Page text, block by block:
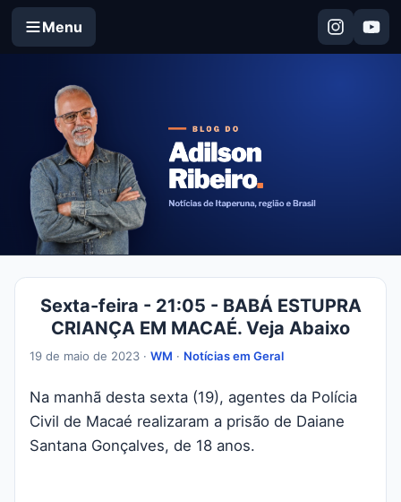
Menu
Sexta-feira - 21:05 - BABÁ ESTUPRA
CRIANÇA EM MACAÉ. Veja Abaixo
19 de maio de 2023 · WM · Notícias em Geral
Na manhã desta sexta (19), agentes da Polícia
Civil de Macaé realizaram a prisão de Daiane
Santana Gonçalves, de 18 anos.